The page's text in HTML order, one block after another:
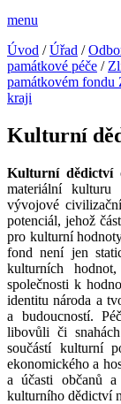
menu
Úvod /Úřad /
památkové péče /
památkovém fondu
kraji
Kulturní
Kulturní dědictví
materiální
vývojové
potenciál, jehož
pro kulturní
fond není jen
kulturních
společnosti k
identitu národa a
a budoucností.
libovůli či
součástí kulturní
ekonomického a
a účasti občanů
kulturního dědictví